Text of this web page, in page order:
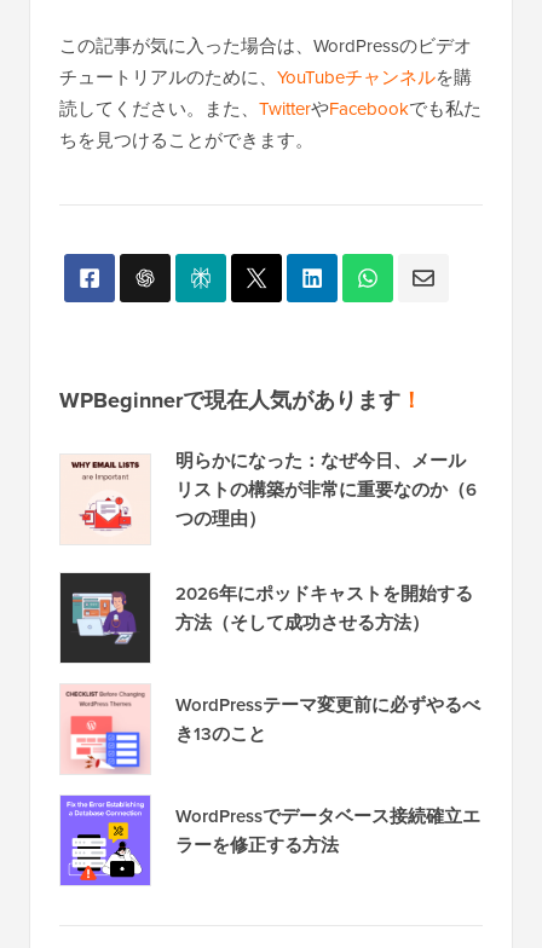
この記事が気に入った場合は、WordPressのビデオ
チュートリアルのために、 YouTubeチャンネルを購
読してください。また、 TwitterやFacebookでも私た
ちを見つけることができます。
WPBeginnerで現在人気があります ！
明らかになった：なぜ今日、メール
リストの構築が非常に重要なのか（6
つの理由）
2026年にポッドキャストを開始する
方法（そして成功させる方法）
WordPressテーマ変更前に必ずやるべ
き13のこと
WordPressでデータベース接続確立エ
ラーを修正する方法